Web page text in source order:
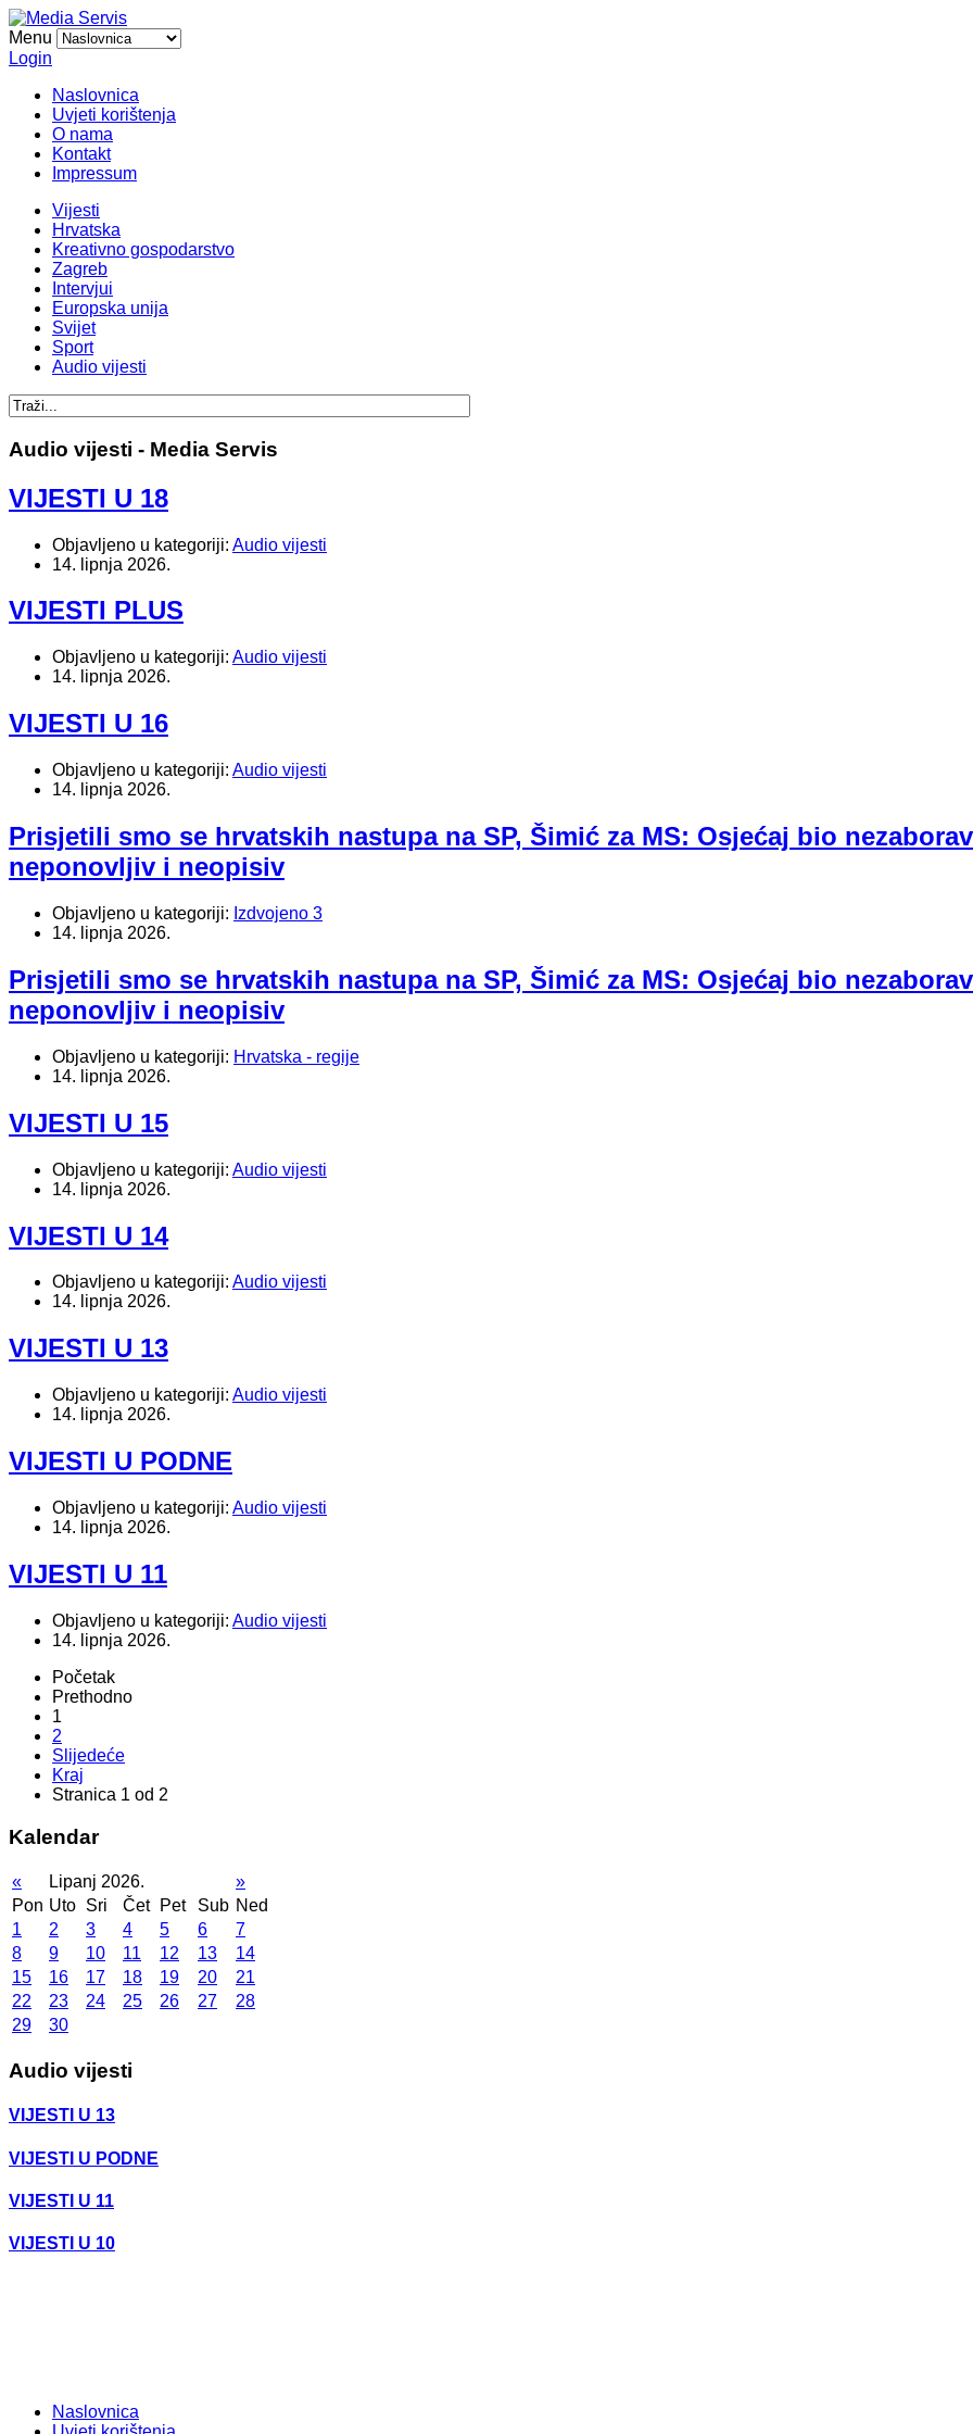
Menu
Login
Naslovnica
Uvjeti korištenja
O nama
Kontakt
Impressum
Vijesti
Hrvatska
Kreativno gospodarstvo
Zagreb
Intervjui
Europska unija
Svijet
Sport
Audio vijesti
Audio vijesti - Media Servis
VIJESTI U 18
Objavljeno u kategoriji: Audio vijesti
14. lipnja 2026.
VIJESTI PLUS
Objavljeno u kategoriji: Audio vijesti
14. lipnja 2026.
VIJESTI U 16
Objavljeno u kategoriji: Audio vijesti
14. lipnja 2026.
Prisjetili smo se hrvatskih nastupa na SP, Šimić za MS: Osjećaj bio
neponovljiv i neopisiv
Objavljeno u kategoriji: Izdvojeno 3
14. lipnja 2026.
Prisjetili smo se hrvatskih nastupa na SP, Šimić za MS: Osjećaj bio
neponovljiv i neopisiv
Objavljeno u kategoriji: Hrvatska - regije
14. lipnja 2026.
VIJESTI U 15
Objavljeno u kategoriji: Audio vijesti
14. lipnja 2026.
VIJESTI U 14
Objavljeno u kategoriji: Audio vijesti
14. lipnja 2026.
VIJESTI U 13
Objavljeno u kategoriji: Audio vijesti
14. lipnja 2026.
VIJESTI U PODNE
Objavljeno u kategoriji: Audio vijesti
14. lipnja 2026.
VIJESTI U 11
Objavljeno u kategoriji: Audio vijesti
14. lipnja 2026.
Početak
Prethodno
1
2
Slijedeće
Kraj
Stranica 1 od 2
Kalendar
« Lipanj 2026.
»
Pon Uto Sri Čet Pet Sub Ned
1
2 3 4 5 6
7
8
9 10 11 12 13
14
15
16 17 18 19 20
21
22
23 24 25 26 27
28
29
30
Audio vijesti
VIJESTI U 13
VIJESTI U PODNE
VIJESTI U 11
VIJESTI U 10
Naslovnica